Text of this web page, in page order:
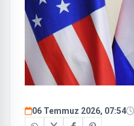
06 Temmuz 2026, 07:54